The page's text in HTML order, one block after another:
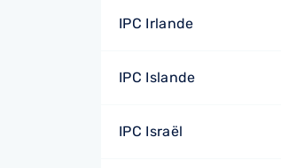
IPC Irlande
IPC Islande
IPC Israël